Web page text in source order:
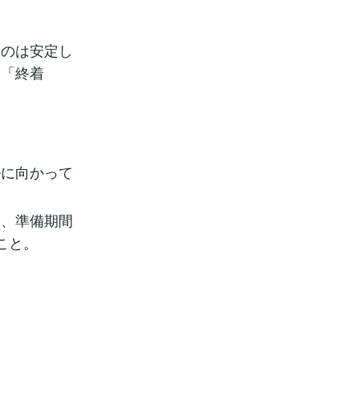
は安定し
終着
向かって
準備期間
。